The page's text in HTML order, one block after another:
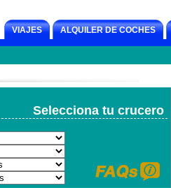
ALQUILER DE COCHES
VIAJES
Selecciona tu crucero